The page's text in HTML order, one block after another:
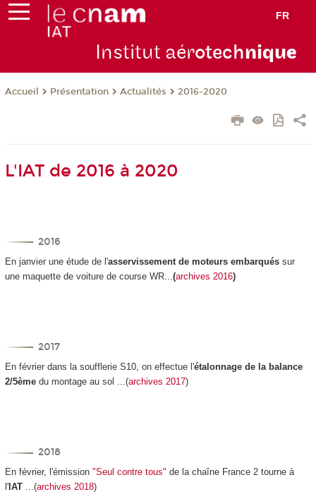
FR
Institut aérotechnique
Accueil Présentation Actualités 2016-2020
L'IAT de 2016 à 2020
2016
En janvier une étude de l'asservissement de moteurs embarquéssur
une maquette de voiture de course WR... (archives 2016)
2017
En février dans la soufflerie S10, on effectue l'étalonnage de la balance
2/5èmedu montage au sol ...(archives 2017)
2018
En février, l'émission "Seul contre tous" de la chaîne France 2 tourne à
l'IAT...(archives 2018)